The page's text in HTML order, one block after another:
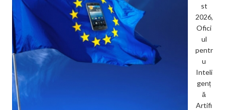
st
2026,
Ofici
ul
pentr
u
Inteli
genț
ă
Artifi